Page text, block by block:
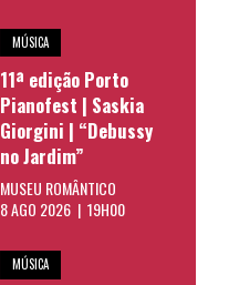
MÚSICA
11ª edição Porto
Pianofest | Saskia
Giorgini | “Debussy
no Jardim”
MUSEU ROMÂNTICO
8 AGO 2026 | 19H00
MÚSICA